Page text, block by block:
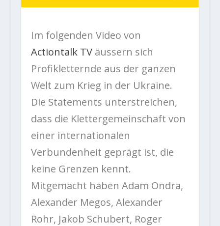
Im folgenden Video von
Actiontalk TVäussern sich
Profikletternde aus der ganzen
Welt zum Krieg in der Ukraine.
Die Statements unterstreichen,
dass die Klettergemeinschaft von
einer internationalen
Verbundenheit geprägt ist, die
keine Grenzen kennt.
Mitgemacht haben Adam Ondra,
Alexander Megos, Alexander
Rohr, Jakob Schubert, Roger